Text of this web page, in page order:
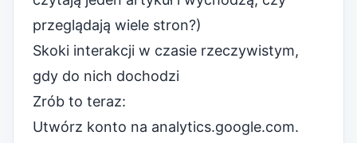
przeglądają wiele stron?)
Skoki interakcji w czasie rzeczywistym,
gdy do nich dochodzi
Zrób to teraz:
Utwórz konto na analytics.google.com.